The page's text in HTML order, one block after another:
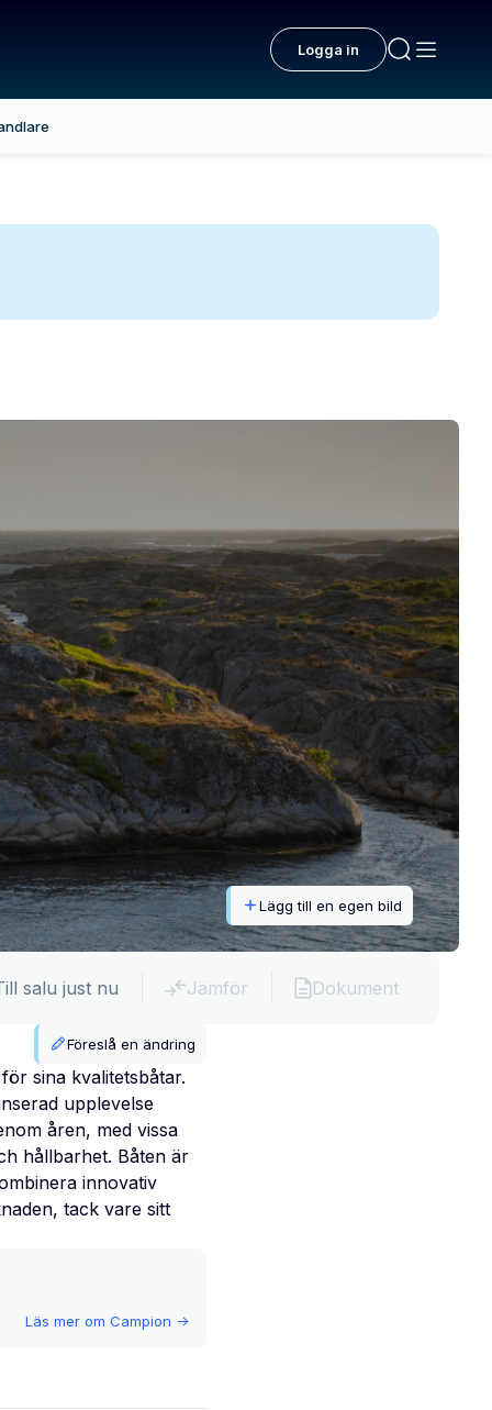
Logga in
Lägg till en egen bild
salu just nu Jämför Dokument
Föreslå en ändring
sina kvalitetsbåtar.
upplevelse
åren, med vissa
hållbarhet. Båten är
innovativ
tack vare sitt
Läs mer om Campion ->